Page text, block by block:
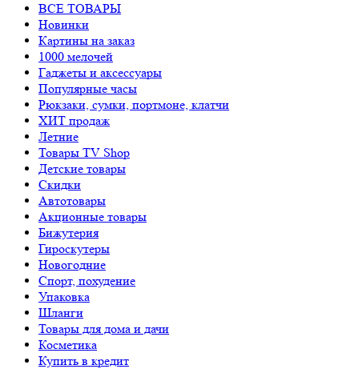
ВСЕ ТОВАРЫ
Новинки
Картины на заказ
1000 мелочей
Гаджеты и аксессуары
Популярные часы
Рюкзаки, сумки, портмоне, клатчи
ХИТ продаж
Летние
Товары TV Shop
Детские товары
Cкидки
Автотовары
Акционные товары
Бижутерия
Гироскутеры
Новогодние
Спорт, похудение
Упаковка
Шланги
Товары для дома и дачи
Косметика
Купить в кредит